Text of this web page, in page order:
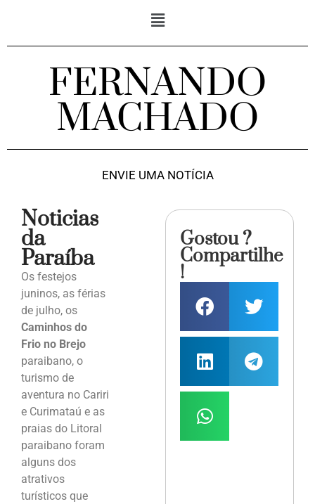
FERNANDO
MACHADO
ENVIE UMA NOTÍCIA
Noticias
da
Paraíba
Os festejos
juninos, as férias
de julho, os
Caminhos do
Frio no Brejo
paraibano, o
turismo de
aventura no Cariri
e Curimataú e as
praias do Litoral
paraibano foram
alguns dos
atrativos
turísticos que
Gostou ?
Compartilhe
!